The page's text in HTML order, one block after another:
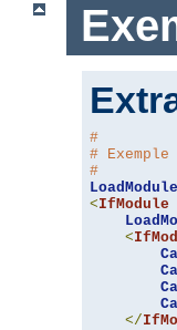
#
#
#
LoadModule
<IfModule
<
</